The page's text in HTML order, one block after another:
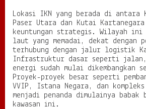
o
n
e
s
i
a
Lokasi IKN yang berada di antara
Paser Utara dan Kutai Kartanegara
keuntungan strategis. Wilayah ini
laut yang memadai, dekat dengan
terhubung dengan jalur logistik
Infrastruktur dasar seperti
energi sudah mulai dikembangkan
Proyek-proyek besar seperti
VVIP, Istana Negara, dan kompleks
menjadi penanda dimulainya
kawasan ini.